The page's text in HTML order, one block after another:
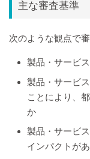
主な審査基準
次のような観点で
製品・サービ
製品・サービ
ことにより、
か
製品・サービ
インパクトが